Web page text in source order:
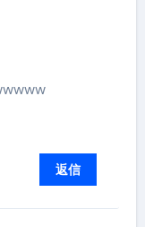
返信